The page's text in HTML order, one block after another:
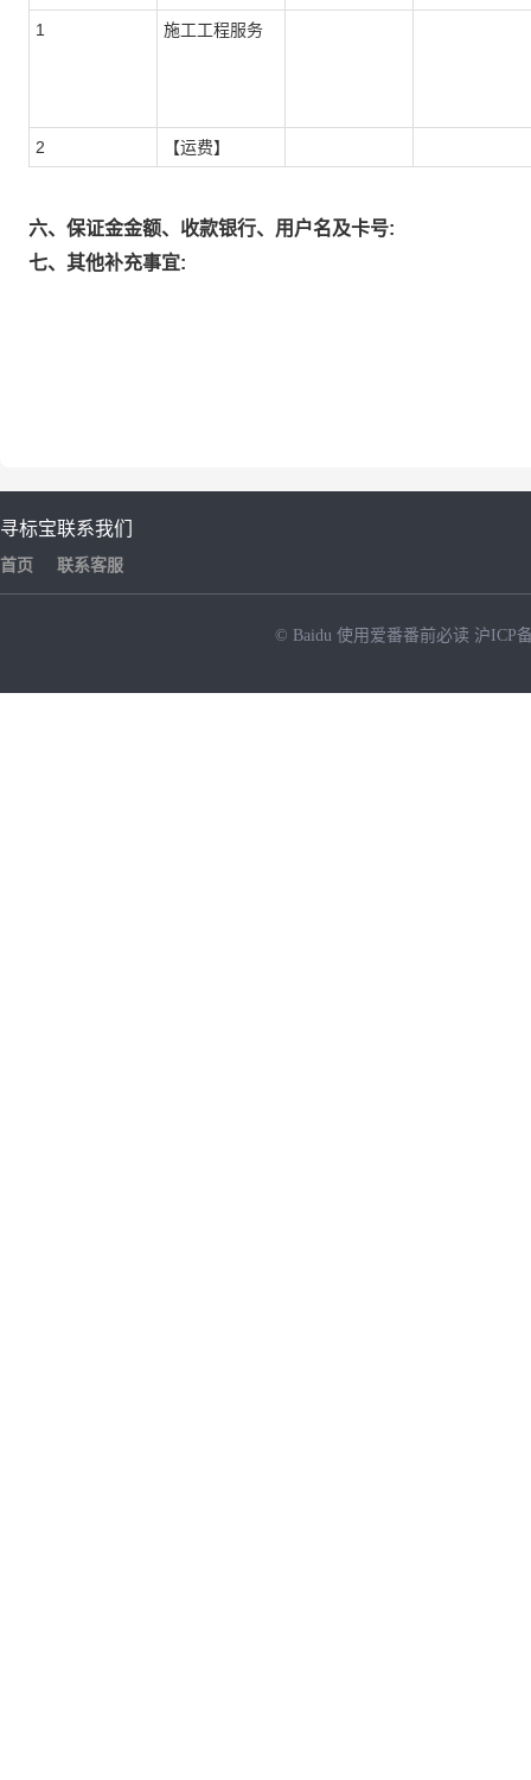
1 施工工程服务
2 【运费】
六、保证金金额、收款银行、用户名及卡号:
七、其他补充事宜:
寻标宝
首页
联系我们
联系客服
© Baidu 使用爱番番前必读 沪ICP